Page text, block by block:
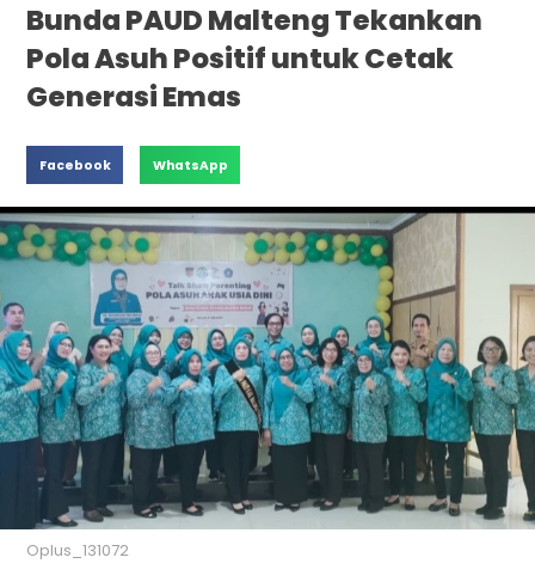
Bunda PAUD Malteng Tekankan
Pola Asuh Positif untuk Cetak
Generasi Emas
Facebook WhatsApp
Oplus_131072